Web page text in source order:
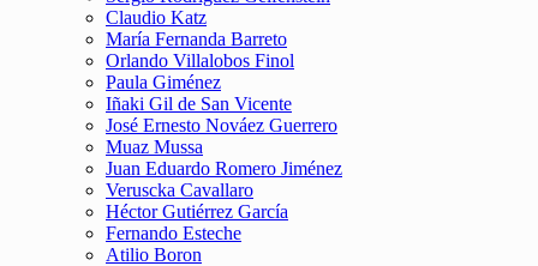
Claudio Katz
María Fernanda Barreto
Orlando Villalobos Finol
Paula Giménez
Iñaki Gil de San Vicente
José Ernesto Nováez Guerrero
Muaz Mussa
Juan Eduardo Romero Jiménez
Veruscka Cavallaro
Héctor Gutiérrez García
Fernando Esteche
Atilio Boron